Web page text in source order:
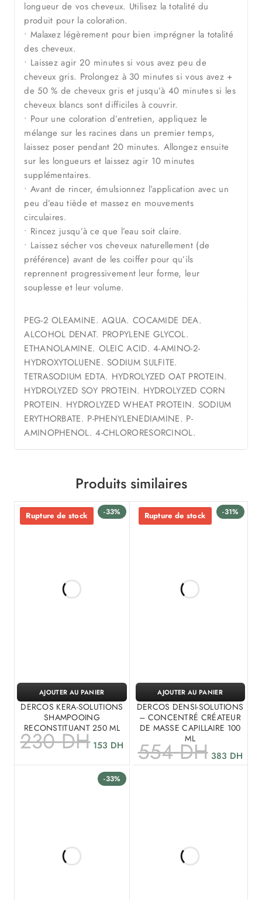
longueur de vos cheveux. Utilisez la totalité du
produit pour la coloration.
• Malaxez légèrement pour bien imprégner la totalité
des cheveux.
• Laissez agir 20 minutes si vous avez peu de
cheveux gris. Prolongez à 30 minutes si vous avez +
de 50 % de cheveux gris et jusqu’à 40 minutes si les
cheveux blancs sont difficiles à couvrir.
• Pour une coloration d’entretien, appliquez le
mélange sur les racines dans un premier temps,
laissez poser pendant 20 minutes. Allongez ensuite
sur les longueurs et laissez agir 10 minutes
supplémentaires.
• Avant de rincer, émulsionnez l’application avec un
peu d’eau tiède et massez en mouvements
circulaires.
• Rincez jusqu’à ce que l’eau soit claire.
• Laissez sécher vos cheveux naturellement (de
préférence) avant de les coiffer pour qu’ils
reprennent progressivement leur forme, leur
souplesse et leur volume.
PEG-2 OLEAMINE. AQUA. COCAMIDE DEA.
ALCOHOL DENAT. PROPYLENE GLYCOL.
ETHANOLAMINE. OLEIC ACID. 4-AMINO-2-
HYDROXYTOLUENE. SODIUM SULFITE.
TETRASODIUM EDTA. HYDROLYZED OAT PROTEIN.
HYDROLYZED SOY PROTEIN. HYDROLYZED CORN
PROTEIN. HYDROLYZED WHEAT PROTEIN. SODIUM
ERYTHORBATE. P-PHENYLENEDIAMINE. P-
AMINOPHENOL. 4-CHLORORESORCINOL.
Produits similaires
-33%
Rupture de stock
DERCOS KERA-SOLUTIONS
SHAMPOOING
RECONSTITUANT 250 ML
230DH 153 DH
AJOUTER AU PANIER
-31%
Rupture de stock
DERCOS DENSI-SOLUTIONS
– CONCENTRÉ CRÉATEUR
DE MASSE CAPILLAIRE 100
ML
554DH 383 DH
AJOUTER AU PANIER
-33%